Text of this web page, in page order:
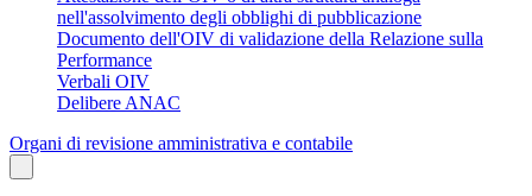
nell'assolvimento degli obblighi di pubblicazione
Documento dell'OIV di validazione della Relazione sulla
Performance
Verbali OIV
Delibere ANAC
Organi di revisione amministrativa e contabile